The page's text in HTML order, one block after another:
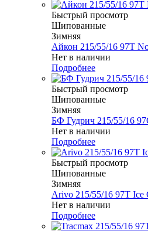
Быстрый просмотр
Шипованные
Зимняя
Айкон 215/55/16 97T
Нет в наличии
Подробнее
Быстрый просмотр
Шипованные
Зимняя
БФ Гудрич 215/55/16
Нет в наличии
Подробнее
Быстрый просмотр
Шипованные
Зимняя
Arivo 215/55/16 97T
Нет в наличии
Подробнее